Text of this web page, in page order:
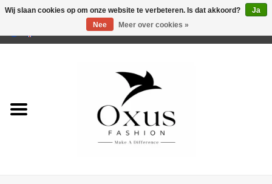
Wij slaan cookies op om onze website te verbeteren. Is dat akkoord?
Ja
Nee
Meer over cookies »